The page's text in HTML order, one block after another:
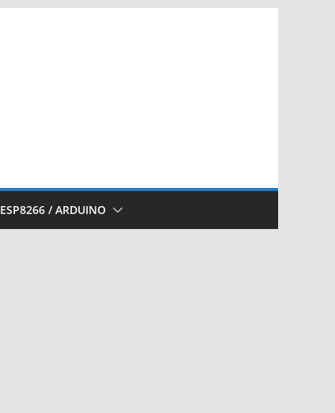
ESP8266 / ARDUINO